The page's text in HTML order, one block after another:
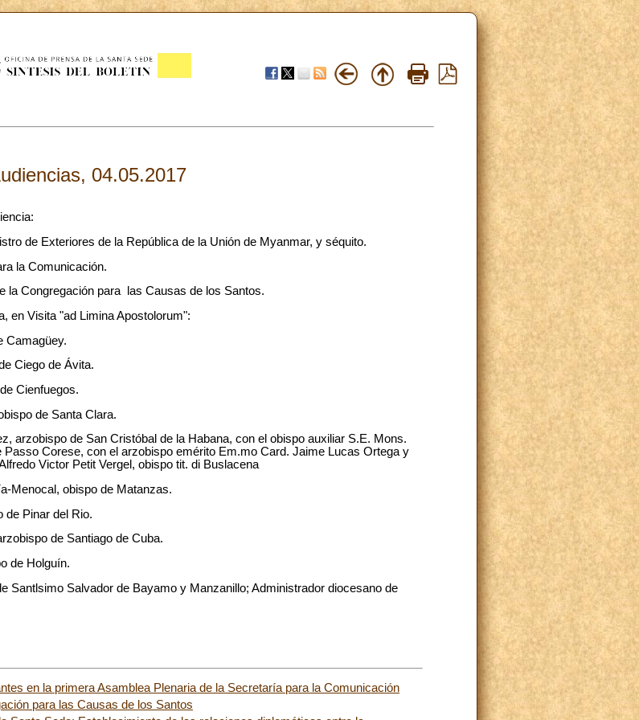
04.05.2017
de Exteriores de la República de la Unión de Myanmar, y séquito.
la Comunicación.
la Congregación para las Causas de los Santos.
en Visita "ad Limina Apostolorum":
Camagüey.
Ciego de Ávita.
Cienfuegos.
de Santa Clara.
arzobispo de San Cristóbal de la Habana, con el obispo auxiliar S.E. Mons.
Corese, con el arzobispo emérito Em.mo Card. Jaime Lucas Ortega y
Victor Petit Vergel, obispo tit. di Buslacena
Menocal, obispo de Matanzas.
de Pinar del Rio.
de Santiago de Cuba.
de Holguín.
Santlsimo Salvador de Bayamo y Manzanillo; Administrador diocesano de
en la primera Asamblea Plenaria de la Secretaría para la Comunicación
para las Causas de los Santos